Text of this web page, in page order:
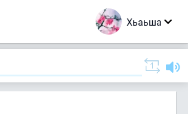
Хьаьша